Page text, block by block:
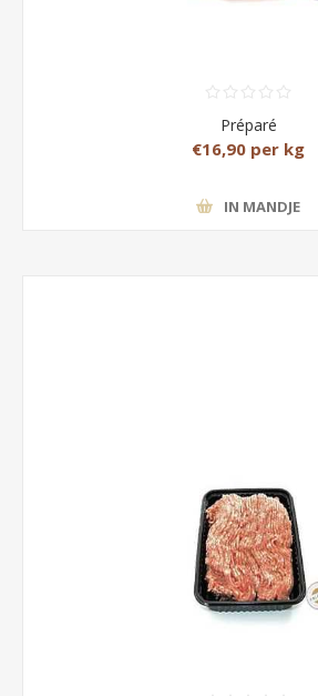
Préparé
€16,90 per kg
IN MANDJE